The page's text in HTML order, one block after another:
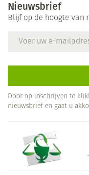
Nieuwsbrief
Blijf op de hoogte van
Door op inschrijven te
nieuwsbrief en gaat u